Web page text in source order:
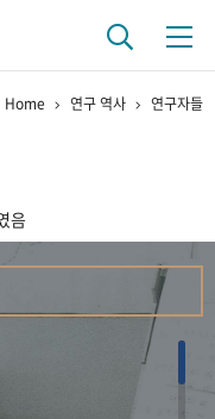
연구자들
Home 연구 역사 연구자들
음